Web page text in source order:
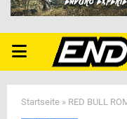
PRIMARY
MENU
Startseite » RED BULL